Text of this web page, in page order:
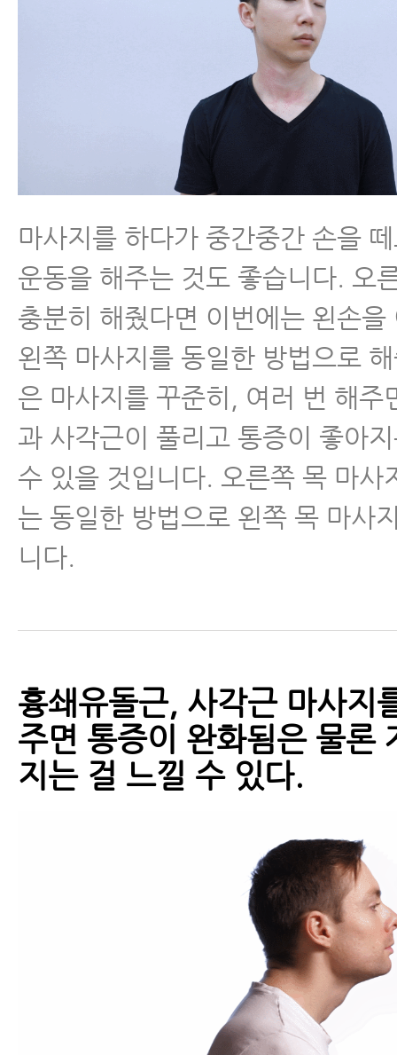
마사지를 하다가 중간중간 손을
운동을 해주는 것도 좋습니다. 오
충분히 해줬다면 이번에는 왼손을
왼쪽 마사지를 동일한 방법으로
은 마사지를 꾸준히, 여러 번 해주
과 사각근이 풀리고 통증이 좋아
수 있을 것입니다. 오른쪽 목 마사
는 동일한 방법으로 왼쪽 목 마사
니다.
흉쇄유돌근, 사각근 마사지
주면 통증이 완화됨은 물론
지는 걸 느낄 수 있다.